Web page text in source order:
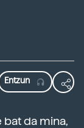
bat da mina,